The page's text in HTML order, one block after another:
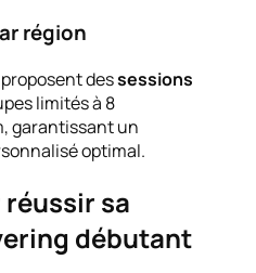
région
dessessions
limités à 8
garantissant un
optimal.
sa
débutant